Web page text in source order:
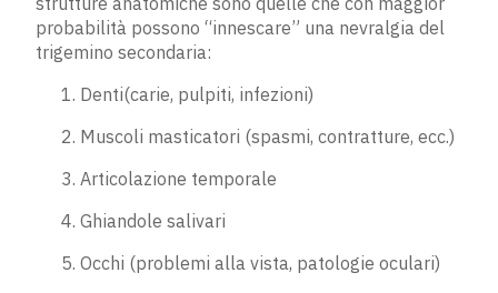
probabilità possono “innescare” una nevralgia del
trigemino secondaria:
Denti(carie, pulpiti, infezioni)
Muscoli masticatori (spasmi, contratture, ecc.)
Articolazione temporale
Ghiandole salivari
Occhi (problemi alla vista, patologie oculari)